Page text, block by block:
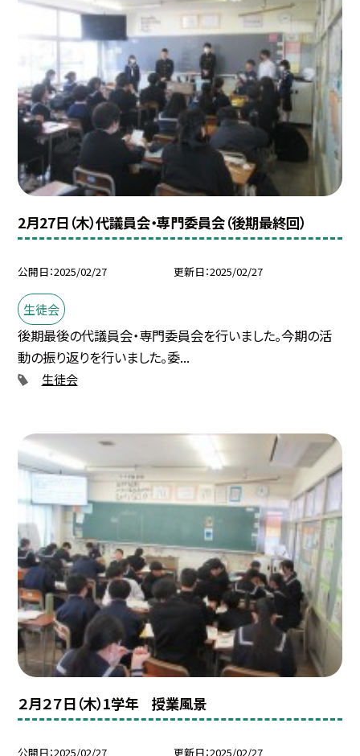
2月27日（木）代議員会・専門委員会（後期最終回）
公開日 2025/02/27 更新日 2025/02/27
生徒会
後期最後の代議員会・専門委員会を行いました。今期の活
動の振り返りを行いました。委...
生徒会
２月２７日（木）1学年 授業風景
公開日 2025/02/27 更新日 2025/02/27